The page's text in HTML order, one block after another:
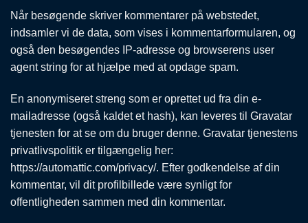
Når besøgende skriver kommentarer på webstedet,
indsamler vi de data, som vises i kommentarformularen, og
også den besøgendes IP-adresse og browserens user
agent string for at hjælpe med at opdage spam.
En anonymiseret streng som er oprettet ud fra din e-
mailadresse (også kaldet et hash), kan leveres til Gravatar
tjenesten for at se om du bruger denne. Gravatar tjenestens
privatlivspolitik er tilgængelig her:
https://automattic.com/privacy/. Efter godkendelse af din
kommentar, vil dit profilbillede være synligt for
offentligheden sammen med din kommentar.